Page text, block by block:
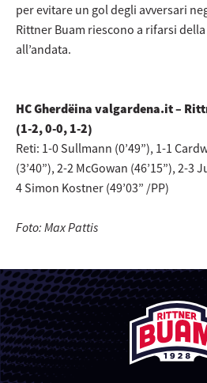
per evitare un gol degli avversari
Rittner Buam riescono a rifarsi
all’andata.
HC Gherdëina valgardena.it –
(1-2, 0-0, 1-2)
Reti: 1-0 Sullmann (0’49”), 1-1
(3’40”), 2-2 McGowan (46’15”), 2-3
4 Simon Kostner (49’03” /PP)
Foto: Max Pattis